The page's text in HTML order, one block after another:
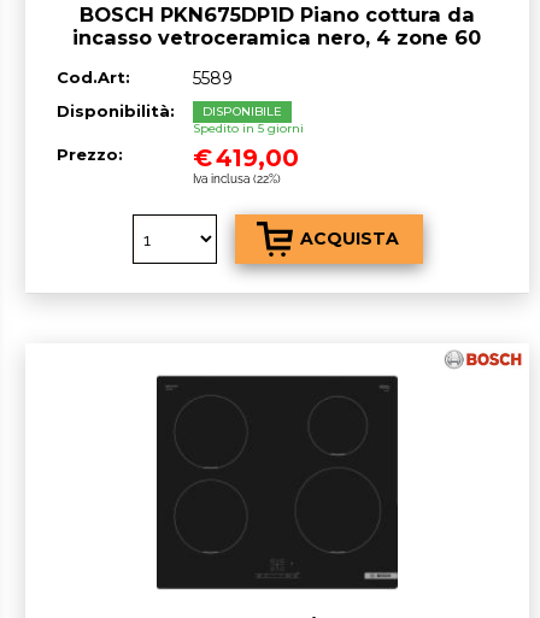
BOSCH PKN675DP1D Piano cottura da
incasso vetroceramica nero, 4 zone 60
Cod.Art: 5589
Disponibilità:
DISPONIBILE
Spedito in 5 giorni
Prezzo: €419,00
Iva inclusa (22%)